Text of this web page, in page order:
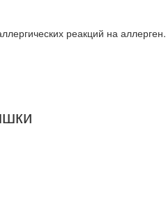
реакций на аллерген.